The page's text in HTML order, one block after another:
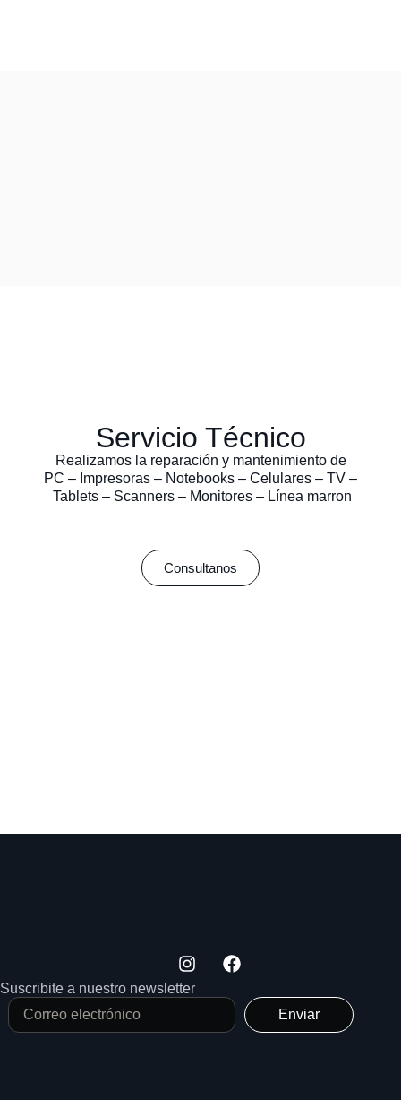
Servicio Técnico
Realizamos la reparación y mantenimiento de
PC – Impresoras – Notebooks – Celulares – TV –
Tablets – Scanners – Monitores – Línea marron
Consultanos
Suscribite a nuestro newsletter
Enviar